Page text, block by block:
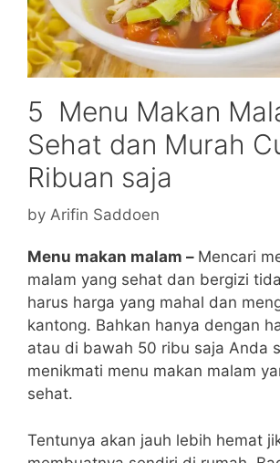
5 Menu Makan
Sehat dan Murah
Ribuan saja
by Arifin Saddoen
Menu makan malam – Mencari
malam yang sehat dan bergizi
harus harga yang mahal dan
kantong. Bahkan hanya dengan
atau di bawah 50 ribu saja Anda
menikmati menu makan malam
sehat.
Tentunya akan jauh lebih hemat